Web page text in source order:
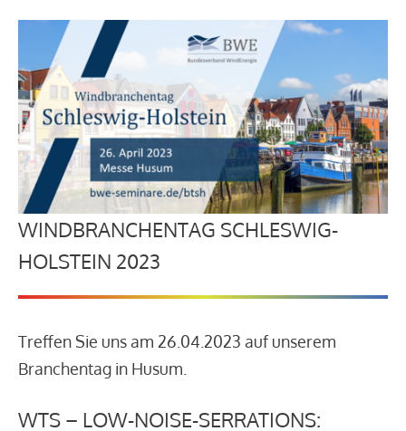
WINDBRANCHENTAG SCHLESWIG-
HOLSTEIN 2023
Treffen Sie uns am 26.04.2023 auf unserem
Branchentag in Husum.
WTS – LOW-NOISE-SERRATIONS: